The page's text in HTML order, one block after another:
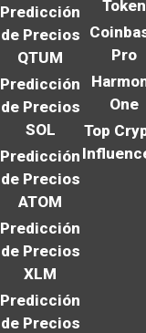
Predicción
de Precios
QTUM
Predicción
de Precios
SOL
Predicción
de Precios
ATOM
Predicción
de Precios
XLM
Predicción
de Precios
Token
Pro
One
Top